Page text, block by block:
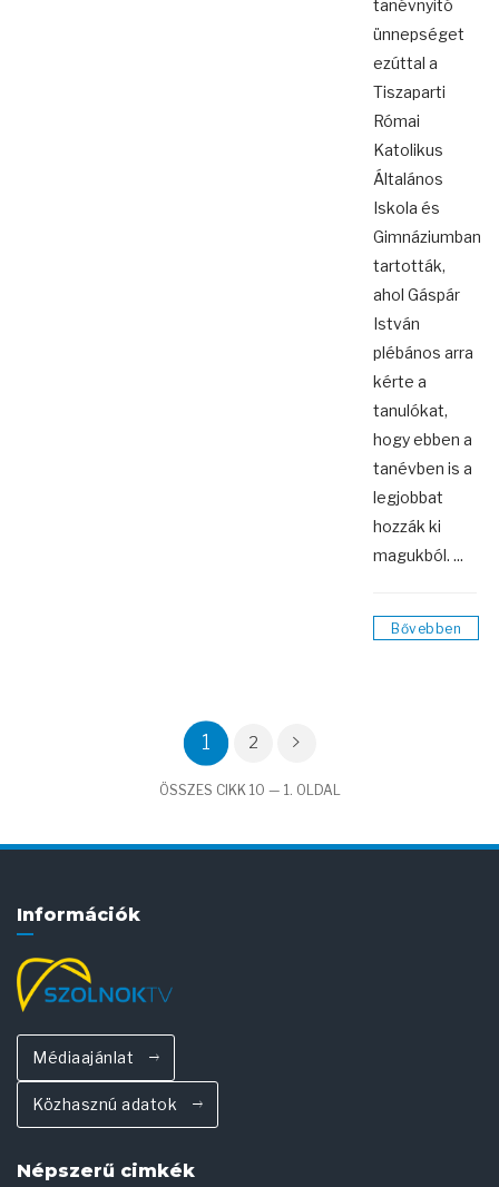
tanévnyitó
ünnepséget
ezúttal a
Tiszaparti
Római
Katolikus
Általános
Iskola és
Gimnáziumban
tartották,
ahol Gáspár
István
plébános arra
kérte a
tanulókat,
hogy ebben a
tanévben is a
legjobbat
hozzák ki
magukból. ...
Bővebben
1 2
ÖSSZES CIKK 10 — 1. OLDAL
Információk
Médiaajánlat
Közhasznú adatok
Népszerű cimkék